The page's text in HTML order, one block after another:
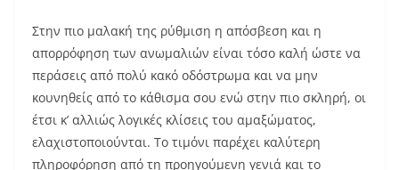
Στην πιο μαλακή της ρύθμιση η απόσβεση και η
απορρόφηση των ανωμαλιών είναι τόσο καλή ώστε να
περάσεις από πολύ κακό οδόστρωμα και να μην
κουνηθείς από το κάθισμα σου ενώ στην πιο σκληρή, οι
έτσι κ’ αλλιώς λογικές κλίσεις του αμαξώματος,
ελαχιστοποιούνται. Το τιμόνι παρέχει καλύτερη
πληροφόρηση από τη προηγούμενη γενιά και το